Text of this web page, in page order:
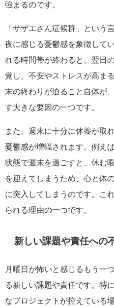
強まるのです。
「サザエさん症候群」という
夜に感じる憂鬱感を象徴して
れる時間帯が終わると、翌日
覚し、不安やストレスが高ま
末の終わりが迫ること自体が
す大きな要因の一つです。
また、週末に十分に休養が取
憂鬱感が増幅されます。例え
状態で週末を過ごすと、休む
を迎えてしまうため、心と体
に突入してしまうのです。こ
られる理由の一つです。
新しい課題や責任への
月曜日が怖いと感じるもう一
る新しい課題や責任です。特
なプロジェクトが控えている